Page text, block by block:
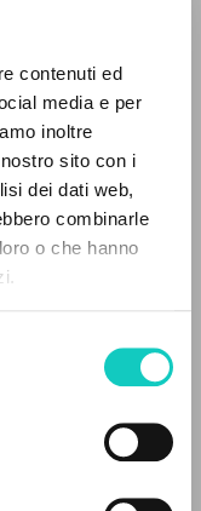
contenuti ed
media e per
inoltre
sito con i
dei dati web,
combinarle
o che hanno